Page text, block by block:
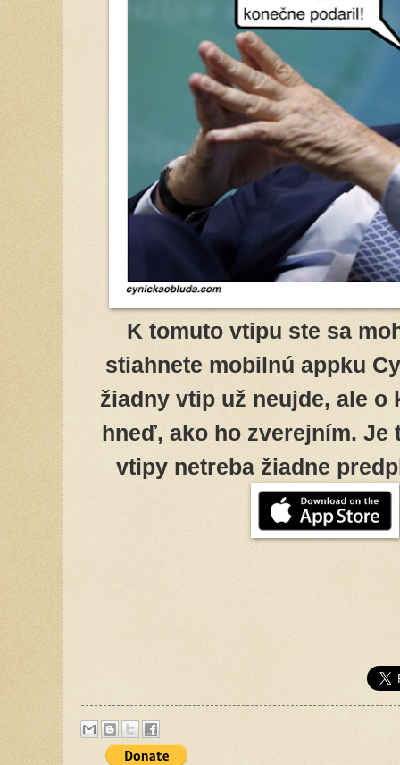
K tomuto vtipu ste sa
stiahnete mobilnú appku
žiadny vtip už neujde, ale
hneď, ako ho zverejním. Je
vtipy netreba žiadne